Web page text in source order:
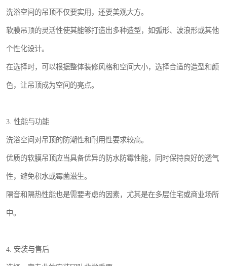
洗浴空间的吊顶不仅要实用，还要美观大方。
软膜吊顶的灵活性使其能够打造出多种造型，如弧形、波浪形或其他
个性化设计。
在选择时，可以根据整体装修风格和空间大小，选择合适的造型和颜
色，让吊顶成为空间的亮点。
3. 性能与功能
洗浴空间对吊顶的防潮性和耐用性要求较高。
优质的软膜吊顶应当具备优异的防水防霉性能，同时保持良好的透气
性，避免积水或霉菌滋生。
隔音和隔热性能也是需要考虑的因素，尤其是在多层住宅或商业场所
中。
4. 安装与售后